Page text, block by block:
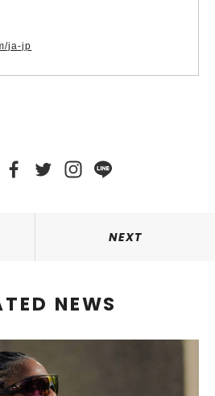
ja-jp
NEXT
NEWS